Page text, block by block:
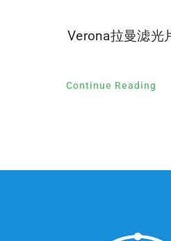
Verona拉曼滤光
Continue Reading